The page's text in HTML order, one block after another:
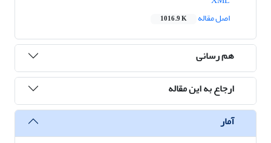
اصل مقاله
1016.9 K
هم رسانی
ارجاع به این مقاله
آمار